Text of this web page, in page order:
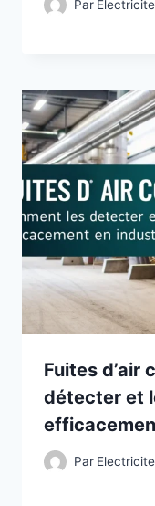
Par
Fuites d’air
détecter et
Par